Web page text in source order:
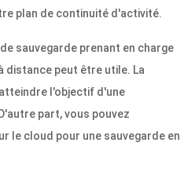
plan de continuité d'activité.
sauvegarde prenant en charge
distance peut être utile. La
l'objectif d'une
part, vous pouvez
le cloud pour une sauvegarde en